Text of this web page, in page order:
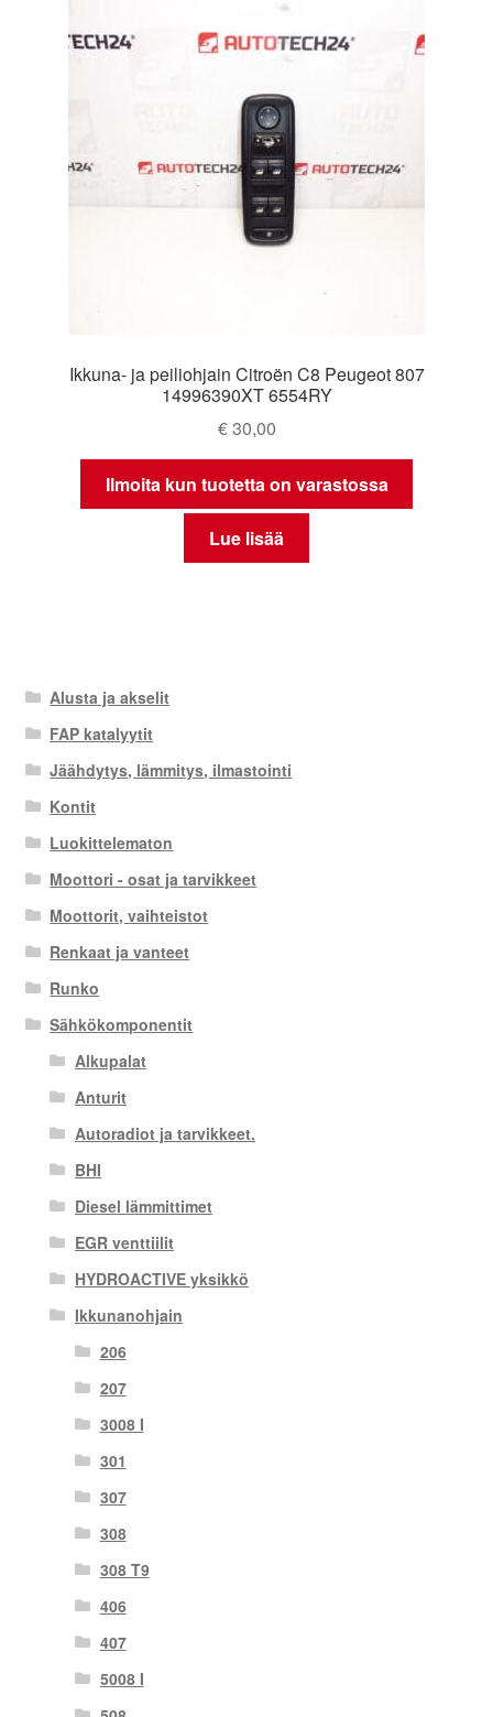
Ikkuna- ja peiliohjain Citroën C8 Peugeot 807
14996390XT 6554RY
€30,00
Ilmoita kun tuotetta on varastossa
Lue lisää
Alusta ja akselit
FAP katalyytit
Jäähdytys, lämmitys, ilmastointi
Kontit
Luokittelematon
Moottori - osat ja tarvikkeet
Moottorit, vaihteistot
Renkaat ja vanteet
Runko
Sähkökomponentit
Alkupalat
Anturit
Autoradiot ja tarvikkeet.
BHI
Diesel lämmittimet
EGR venttiilit
HYDROACTIVE yksikkö
Ikkunanohjain
206
207
3008 I
301
307
308
308 T9
406
407
5008 I